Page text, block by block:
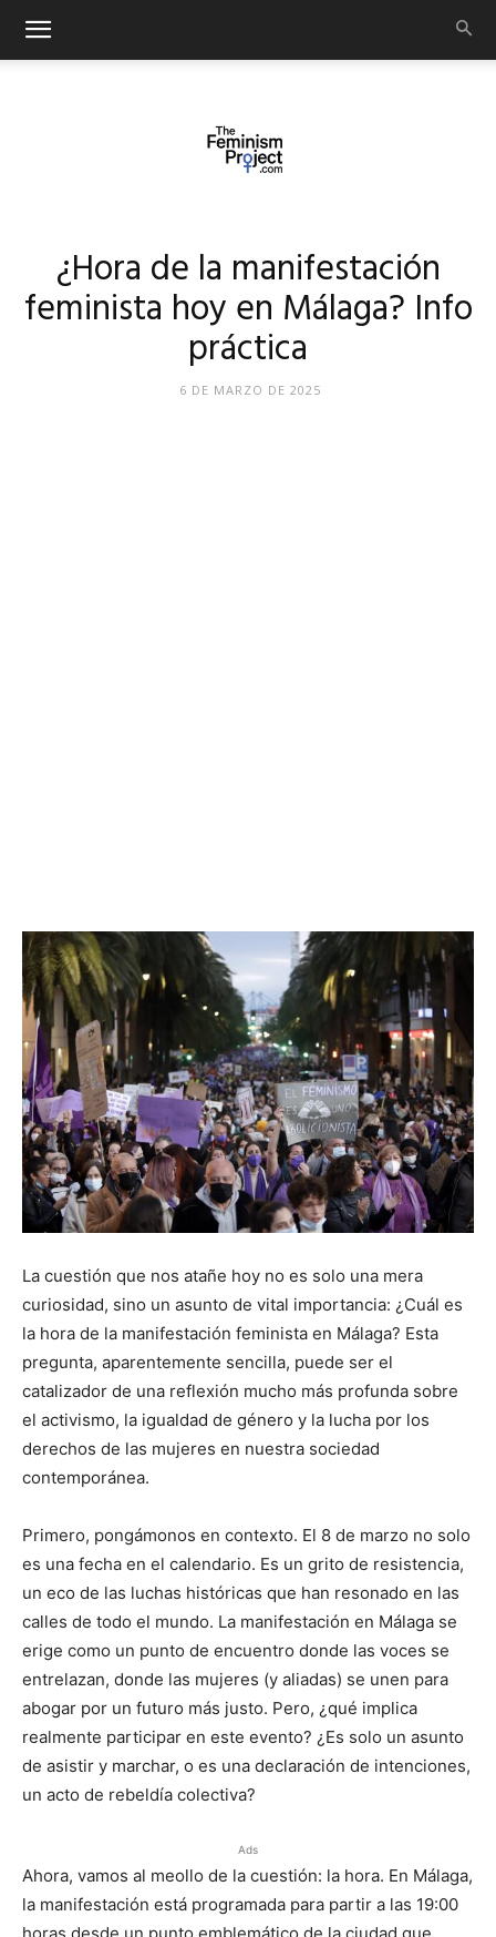
¿Hora de la manifestación
feminista hoy en Málaga? Info
práctica
6 DE MARZO DE 2025
La cuestión que nos atañe hoy no es solo una mera
curiosidad, sino un asunto de vital importancia: ¿Cuál es
la hora de la manifestación feminista en Málaga? Esta
pregunta, aparentemente sencilla, puede ser el
catalizador de una reflexión mucho más profunda sobre
el activismo, la igualdad de género y la lucha por los
derechos de las mujeres en nuestra sociedad
contemporánea.
Primero, pongámonos en contexto. El 8 de marzo no solo
es una fecha en el calendario. Es un grito de resistencia,
un eco de las luchas históricas que han resonado en las
calles de todo el mundo. La manifestación en Málaga se
erige como un punto de encuentro donde las voces se
entrelazan, donde las mujeres (y aliadas) se unen para
abogar por un futuro más justo. Pero, ¿qué implica
realmente participar en este evento? ¿Es solo un asunto
de asistir y marchar, o es una declaración de intenciones,
un acto de rebeldía colectiva?
Ads
Ahora, vamos al meollo de la cuestión: la hora. En Málaga,
la manifestación está programada para partir a las 19:00